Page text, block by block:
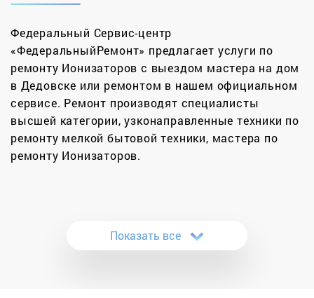
Федеральный Сервис-центр
«ФедеральныйРемонт» предлагает услуги по
ремонту Ионизаторов с выездом мастера на дом
в Дедовске или ремонтом в нашем официальном
сервисе. Ремонт производят специалисты
высшей категории, узконаправленные техники по
ремонту мелкой бытовой техники, мастера по
ремонту Ионизаторов.
сервисного центра «ФедеральныйРемонт».
Показать все